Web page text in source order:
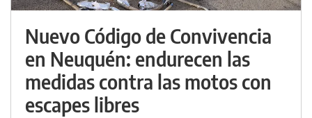
Nuevo Código de Convivencia
en Neuquén: endurecen las
medidas contra las motos con
escapes libres